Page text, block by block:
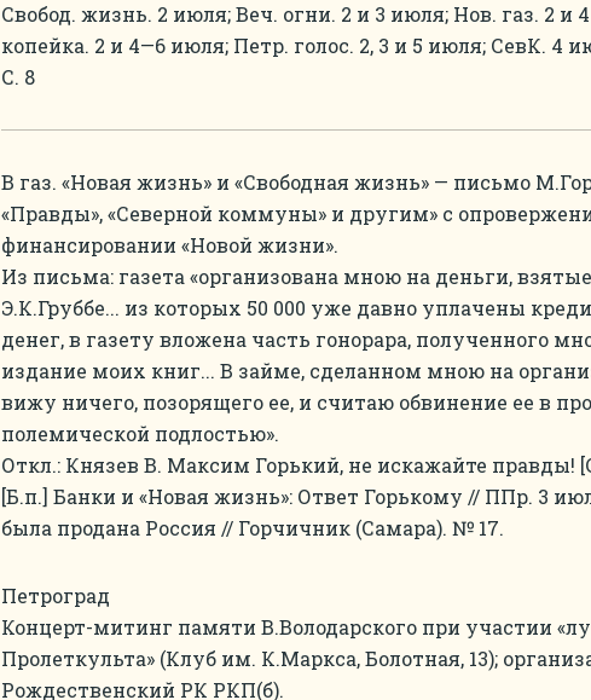
Свобод. жизнь. 2 июля; Веч. огни. 2 и 3 июля; Нов. газ. 2 и
копейка. 2 и 4—6 июля; Петр. голос. 2, 3 и 5 июля; СевК. 4
С. 8
В газ. «Новая жизнь» и «Свободная жизнь» — письмо
«Правды», «Северной коммуны» и другим» с
финансировании «Новой жизни».
Из письма: газета «организована мною на деньги,
Э.К.Груббе... из которых 50 000 уже давно уплачены
денег, в газету вложена часть гонорара, полученного
издание моих книг... В займе, сделанном мною на
вижу ничего, позорящего ее, и считаю обвинение ее в
полемической подлостью».
Откл.: Князев В. Максим Горький, не искажайте правды!
[Б.п.] Банки и «Новая жизнь»: Ответ Горькому // ППр. 3
была продана Россия // Горчичник (Самара). № 17.
Петроград
Концерт-митинг памяти В.Володарского при участии
Пролеткульта» (Клуб им. К.Маркса, Болотная, 13);
Рождественский РК РКП(б).